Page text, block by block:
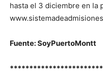
hasta el 3 diciembre en la
Fuente: SoyPuertoMontt